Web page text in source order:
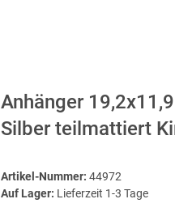
Anhänger
Silber teilmattiert
Artikel-Nummer: 44972
Auf Lager: Lieferzeit 1-3 Tage